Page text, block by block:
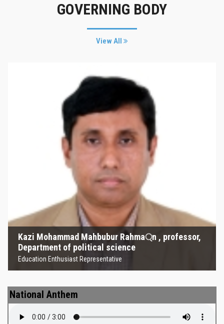
GOVERNING BODY
View All
Kazi Mohammad Mahbubur Rahma্‌n , professor,
Department of political science
Education Enthusiast Representative
Kazi Mohammad Mahbubur
Rahma্‌n , professor, Department
of political science
Education Enthusiast Representative
National Anthem